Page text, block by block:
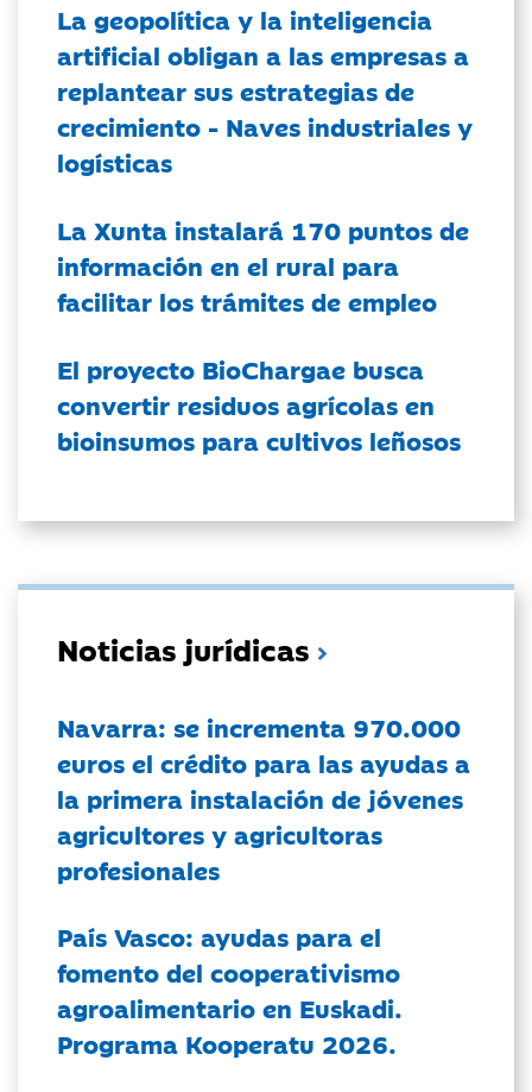
La geopolítica y la inteligencia
artificial obligan a las empresas a
replantear sus estrategias de
crecimiento - Naves industriales y
logísticas
La Xunta instalará 170 puntos de
información en el rural para
facilitar los trámites de empleo
El proyecto BioChargae busca
convertir residuos agrícolas en
bioinsumos para cultivos leñosos
Noticias jurídicas
Navarra: se incrementa 970.000
euros el crédito para las ayudas a
la primera instalación de jóvenes
agricultores y agricultoras
profesionales
País Vasco: ayudas para el
fomento del cooperativismo
agroalimentario en Euskadi.
Programa Kooperatu 2026.